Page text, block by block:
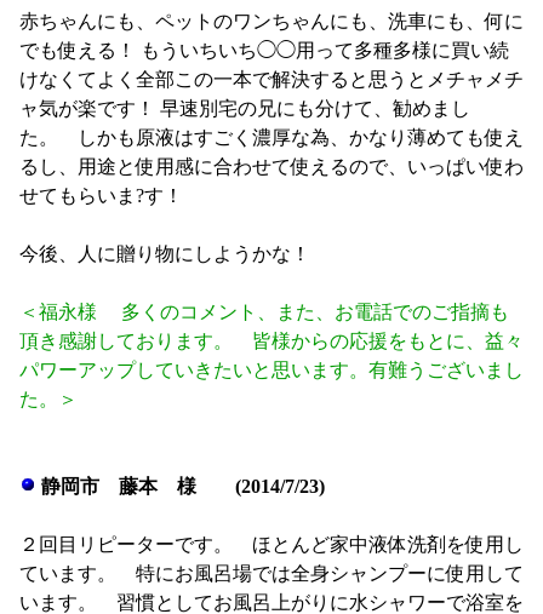
赤ちゃんにも、ペットのワンちゃんにも、洗車にも、何に
でも使える！ もういちいち◯◯用って多種多様に買い続
けなくてよく全部この一本で解決すると思うとメチャメチ
ャ気が楽です！ 早速別宅の兄にも分けて、勧めまし
た。 しかも原液はすごく濃厚な為、かなり薄めても使え
るし、用途と使用感に合わせて使えるので、いっぱい使わ
せてもらいま?す！
今後、人に贈り物にしようかな！
＜福永様 多くのコメント、また、お電話でのご指摘も
頂き感謝しております。 皆様からの応援をもとに、益々
パワーアップしていきたいと思います。有難うございまし
た。＞
静岡市 藤本 様 (2014/7/23)
２回目リピーターです。 ほとんど家中液体洗剤を使用し
ています。 特にお風呂場では全身シャンプーに使用して
います。 習慣としてお風呂上がりに水シャワーで浴室を